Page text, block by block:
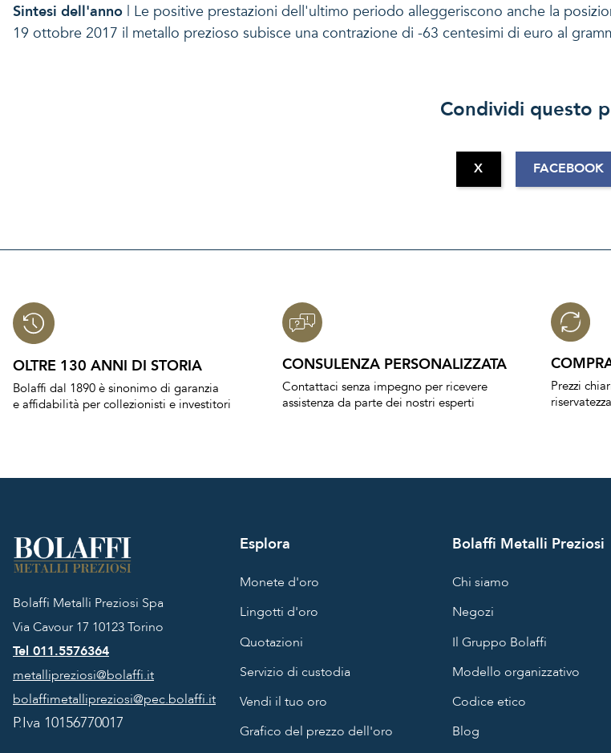
Sintesi dell'anno | Le positive prestazioni dell'ultimo periodo alleggeriscono anche la
19 ottobre 2017 il metallo prezioso subisce una contrazione di -63 centesimi di euro al
Condividi questo
X FACEBOOK
OLTRE 130 ANNI DI STORIA
Bolaffi dal 1890 è sinonimo di garanzia
e affidabilità per collezionisti e investitori
CONSULENZA PERSONALIZZATA
Contattaci senza impegno per ricevere
assistenza da parte dei nostri esperti
Prezzi
riservatezza
Bolaffi Metalli Preziosi Spa
Via Cavour 17 10123 Torino
Tel 011.5576364
metallipreziosi@bolaffi.it
bolaffimetallipreziosi@pec.bolaffi.it
P.Iva 10156770017
Esplora
Monete d'oro
Lingotti d'oro
Quotazioni
Servizio di custodia
Vendi il tuo oro
Grafico del prezzo dell'oro
Bolaffi Metalli Preziosi
Chi siamo
Negozi
Il Gruppo Bolaffi
Modello organizzativo
Codice etico
Blog